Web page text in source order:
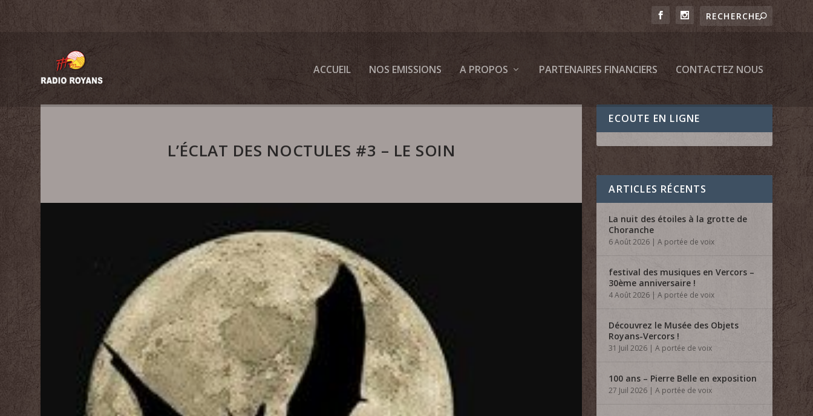
ACCUEIL NOS EMISSIONS A PROPOS PARTENAIRES FINANCIERS CONTACTEZ NOUS
L’ÉCLAT DES NOCTULES #3 – LE SOIN
ECOUTE EN LIGNE
ARTICLES RÉCENTS
La nuit des étoiles à la grotte de
Choranche
6 Août 2026 |A portée de voix
festival des musiques en Vercors –
30ème anniversaire !
4 Août 2026 |A portée de voix
Découvrez le Musée des Objets
Royans-Vercors !
31 Juil 2026 |A portée de voix
100 ans – Pierre Belle en exposition
27 Juil 2026 |A portée de voix